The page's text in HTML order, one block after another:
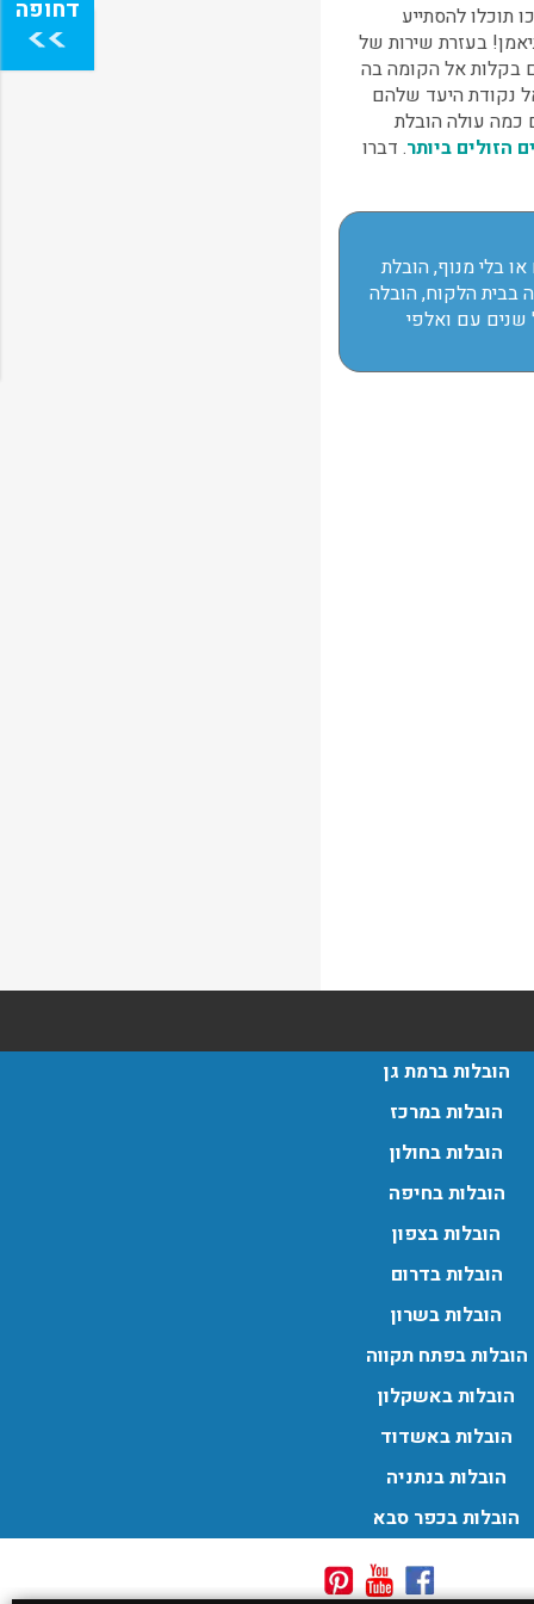
תוכלו להסתייע
בעזרת שירות של
בקלות אל הקומה בה
נקודת היעד שלהם
עולה הובלת
הזולים ביותר. דברו
בלי מנוף, הובלת
בבית הלקוח, הובלה
שנים עם ואלפי
הובלות ברמת גן
הובלות במרכז
הובלות בחולון
הובלות בחיפה
הובלות בצפון
הובלות בדרום
הובלות בשרון
הובלות בפתח תקווה
הובלות באשקלון
הובלות באשדוד
הובלות בנתניה
הובלות בכפר סבא